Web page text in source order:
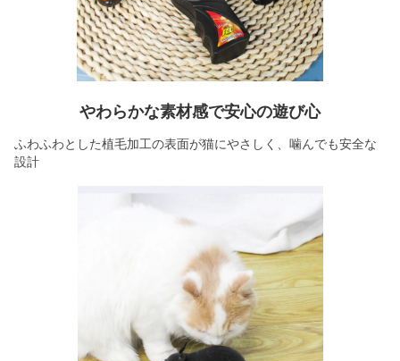
やわらかな素材感で安心の遊び心
ふわふわとした植毛加工の表面が猫にやさしく、噛んでも安全な
設計